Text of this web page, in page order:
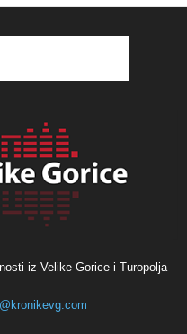
iz Velike Gorice i Turopolja